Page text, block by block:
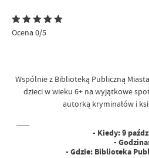
Ocena 0/5
Wspólnie z Biblioteką Publiczną
dzieci w wieku 6+ na wyjątkowe
autorką kryminałów i
- Kiedy: 9
-
- Gdzie: Biblioteka